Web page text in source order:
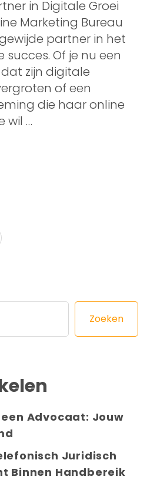
in Digitale Groei
Marketing Bureau
partner in het
Of je nu een
zijn digitale
of een
die haar online
wil …
Zoeken
Advocaat: Jouw
Juridisch
Binnen Handbereik